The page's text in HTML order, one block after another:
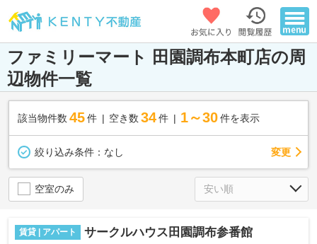
ファミリーマート 田園調布本町店の周
辺物件一覧
該当物件数 45件 空き数 34 件 1～30 件を表示
絞り込み条件： なし 変更
空室のみ
賃貸 | アパート サークルハウス田園調布参番館